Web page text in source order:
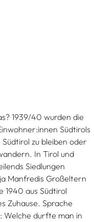
1939/40 wurden die
Südtirols
zu bleiben oder
In Tirol und
Siedlungen
Manfredis Großeltern
1940 aus Südtirol
Zuhause. Sprache
Welche durfte man in